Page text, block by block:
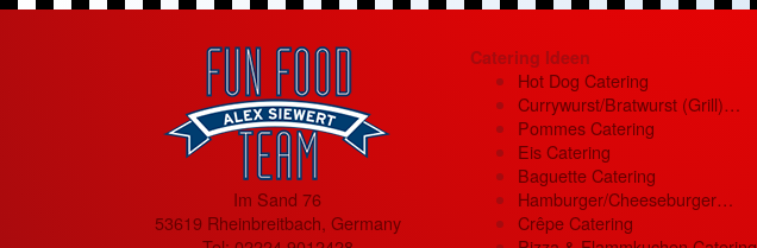
Im Sand 76
53619 Rheinbreitbach, Germany
Catering Ideen
Hot Dog Catering
Currywurst/Bratwurst (Grill)…
Pommes Catering
Eis Catering
Baguette Catering
Hamburger/Cheeseburger…
Crêpe Catering